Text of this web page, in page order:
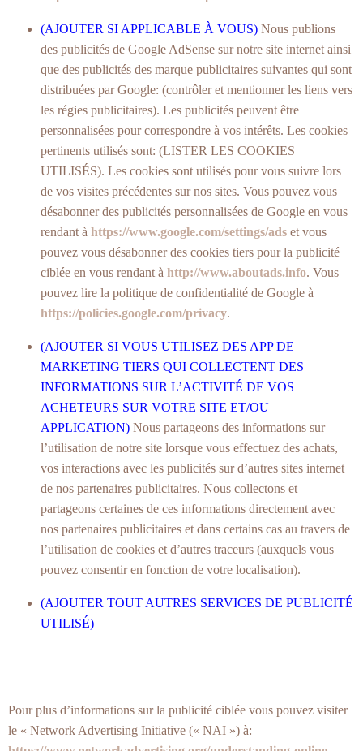
(AJOUTER SI APPLICABLE À VOUS) Nous publions
des publicités de Google AdSense sur notre site internet ainsi
que des publicités des marque publicitaires suivantes qui sont
distribuées par Google: (contrôler et mentionner les liens vers
les régies publicitaires). Les publicités peuvent être
personnalisées pour correspondre à vos intérêts. Les cookies
pertinents utilisés sont: (LISTER LES COOKIES
UTILISÉS). Les cookies sont utilisés pour vous suivre lors
de vos visites précédentes sur nos sites. Vous pouvez vous
désabonner des publicités personnalisées de Google en vous
rendant à https://www.google.com/settings/ads et vous
pouvez vous désabonner des cookies tiers pour la publicité
ciblée en vous rendant à http://www.aboutads.info. Vous
pouvez lire la politique de confidentialité de Google à
https://policies.google.com/privacy.
(AJOUTER SI VOUS UTILISEZ DES APP DE
MARKETING TIERS QUI COLLECTENT DES
INFORMATIONS SUR L’ACTIVITÉ DE VOS
ACHETEURS SUR VOTRE SITE ET/OU
APPLICATION) Nous partageons des informations sur
l’utilisation de notre site lorsque vous effectuez des achats,
vos interactions avec les publicités sur d’autres sites internet
de nos partenaires publicitaires. Nous collectons et
partageons certaines de ces informations directement avec
nos partenaires publicitaires et dans certains cas au travers de
l’utilisation de cookies et d’autres traceurs (auxquels vous
pouvez consentir en fonction de votre localisation).
(AJOUTER TOUT AUTRES SERVICES DE PUBLICITÉ
UTILISÉ)
Pour plus d’informations sur la publicité ciblée vous pouvez visiter
le « Network Advertising Initiative (« NAI ») à: